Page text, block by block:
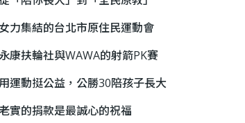
力集結的台北市原住民運動會
康扶輪社與WAWA的射箭PK賽
運動挺公益，公勝30陪孩子長大
實的捐款是最誠心的祝福